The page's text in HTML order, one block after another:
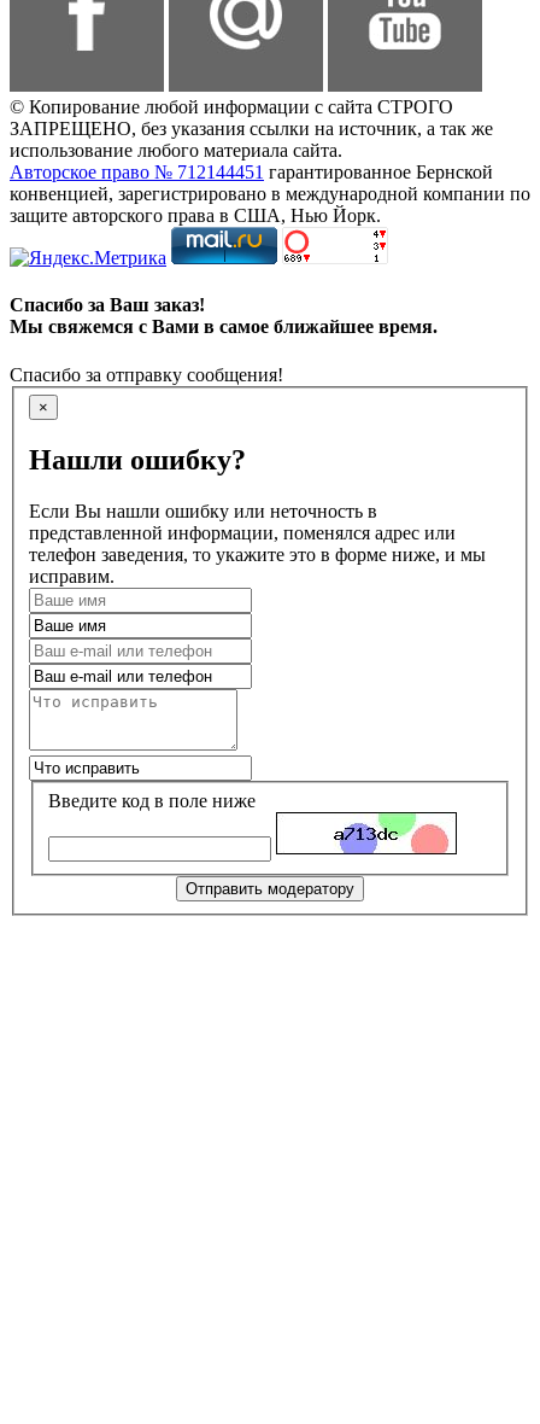
© Копирование любой информации с сайта СТРОГО
ЗАПРЕЩЕНО, без указания ссылки на источник, а так же
использование любого материала сайта.
Авторское право № 712144451 гарантированное Бернской
конвенцией, зарегистрировано в международной компании по
защите авторского права в США, Нью Йорк.
Спасибо за Ваш заказ!
Мы свяжемся с Вами в самое ближайшее время.
Спасибо за отправку сообщения!
×
Нашли ошибку?
Если Вы нашли ошибку или неточность в
представленной информации, поменялся адрес или
телефон заведения, то укажите это в форме ниже, и мы
исправим.
Введите код в поле ниже
Отправить модератору